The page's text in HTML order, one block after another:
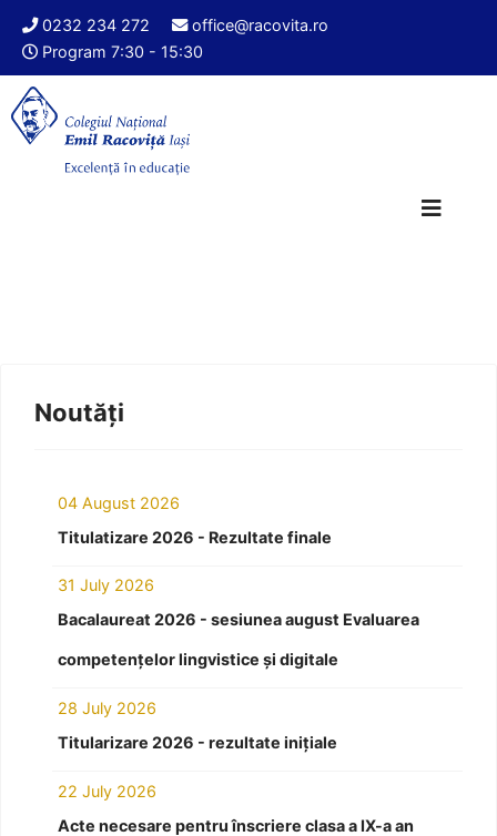
0232 234 272
office@racovita.ro
Program 7:30 - 15:30
Noutăți
04 August 2026
Titulatizare 2026 - Rezultate finale
31 July 2026
Bacalaureat 2026 - sesiunea august Evaluarea
competențelor lingvistice și digitale
28 July 2026
Titularizare 2026 - rezultate inițiale
22 July 2026
Acte necesare pentru înscriere clasa a IX-a an